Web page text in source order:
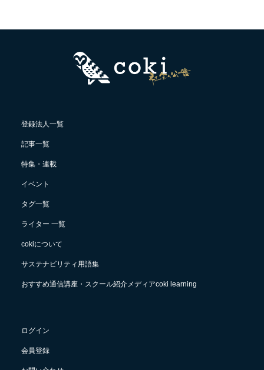
登録法人一覧
記事一覧
特集・連載
イベント
タグ一覧
ライター 一覧
cokiについて
サステナビリティ用語集
おすすめ通信講座・スクール紹介メディアcoki learning
ログイン
会員登録